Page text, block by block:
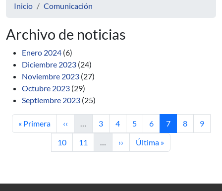
Inicio Comunicación
Archivo de noticias
Enero 2024 (6)
Diciembre 2023 (24)
Noviembre 2023 (27)
Octubre 2023 (29)
Septiembre 2023 (25)
Primera página
« Primera Página anterior
‹‹ … Página
3 Página
4 Página
5 Página
6 Página actual
7 Página
8 Página
9
Página
10 Página
11 … Siguiente página
›› Última página
Última »